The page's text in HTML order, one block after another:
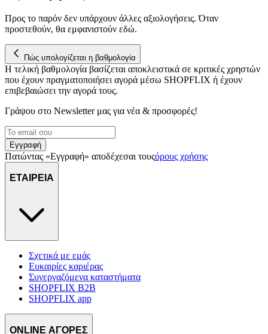
Προς το παρόν δεν υπάρχουν άλλες αξιολογήσεις. Όταν
προστεθούν, θα εμφανιστούν εδώ.
Πώς υπολογίζεται η βαθμολογία
Η τελική βαθμολογία βασίζεται αποκλειστικά σε κριτικές χρηστών
που έχουν πραγματοποιήσει αγορά μέσω SHOPFLIX ή έχουν
επιβεβαιώσει την αγορά τους.
Γράψου στο Νewsletter μας για νέα & προσφορές!
Εγγραφή
Πατώντας «Εγγραφή» αποδέχεσαι τουςόρους χρήσης
ΕΤΑΙΡΕΙΑ
Σχετικά με εμάς
Ευκαιρίες καριέρας
Συνεργαζόμενα καταστήματα
SHOPFLIX B2B
SHOPFLIX app
ONLINE ΑΓΟΡΕΣ